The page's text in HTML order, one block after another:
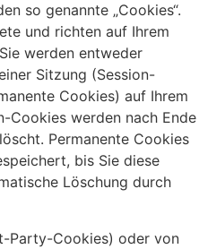
so genannte „Cookies“.
und richten auf Ihrem
werden entweder
Sitzung (Session-
Cookies) auf Ihrem
Cookies werden nach Ende
Permanente Cookies
bis Sie diese
Löschung durch
Party-Cookies) oder von